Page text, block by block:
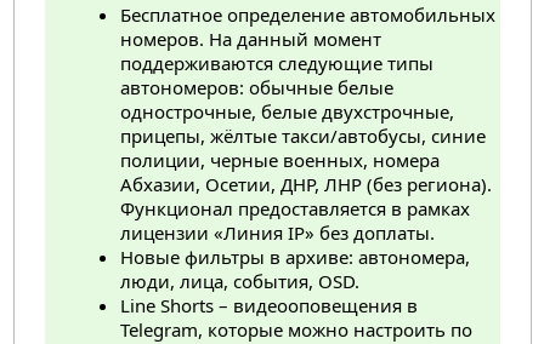
Бесплатное определение автомобильных
номеров. На данный момент
поддерживаются следующие типы
автономеров: обычные белые
однострочные, белые двухстрочные,
прицепы, жёлтые такси/автобусы, синие
полиции, черные военных, номера
Абхазии, Осетии, ДНР, ЛНР (без региона).
Функционал предоставляется в рамках
лицензии «Линия IP» без доплаты.
Новые фильтры в архиве: автономера,
люди, лица, события, OSD.
Line Shorts – видеооповещения в
Telegram, которые можно настроить по